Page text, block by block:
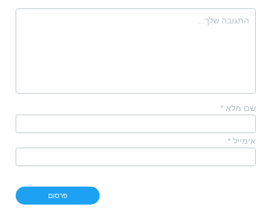
שם מלא *
אימייל *